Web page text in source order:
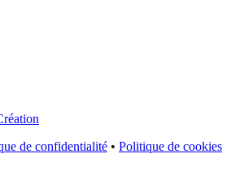
de confidentialité • Politique de cookies